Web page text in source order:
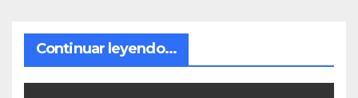
Continuar leyendo...